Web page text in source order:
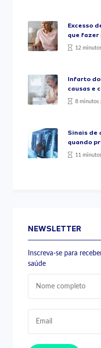
Excesso
que fazer
12
Infarto do
causas e
8 minutos
Sinais de
quando
11
NEWSLETTER
Inscreva-se para
saúde